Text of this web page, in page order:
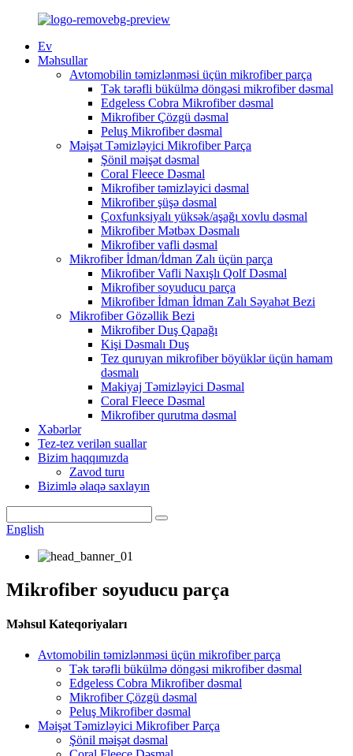
Ev
Məhsullar
Avtomobilin təmizlənməsi üçün mikrofiber parça
Tək tərəfli bükülmə döngəsi mikrofiber dəsmal
Edgeless Cobra Mikrofiber dəsmal
Mikrofiber Çözgü dəsmal
Peluş Mikrofiber dəsmal
Məişət Təmizləyici Mikrofiber Parça
Şönil məişət dəsmal
Coral Fleece Dəsmal
Mikrofiber təmizləyici dəsmal
Mikrofiber şüşə dəsmal
Çoxfunksiyalı yüksək/aşağı xovlu dəsmal
Mikrofiber Mətbəx Dəsmalı
Mikrofiber vafli dəsmal
Mikrofiber İdman/İdman Zalı üçün parça
Mikrofiber Vafli Naxışlı Qolf Dəsmal
Mikrofiber soyuducu parça
Mikrofiber İdman İdman Zalı Səyahət Bezi
Mikrofiber Gözəllik Bezi
Mikrofiber Duş Qapağı
Kişi Dəsmalı Duş
Tez quruyan mikrofiber böyüklər üçün hamam
dəsmalı
Makiyaj Təmizləyici Dəsmal
Coral Fleece Dəsmal
Mikrofiber qurutma dəsmal
Xəbərlər
Tez-tez verilən suallar
Bizim haqqımızda
Zavod turu
Bizimlə əlaqə saxlayın
English
Mikrofiber soyuducu parça
Məhsul Kateqoriyaları
Avtomobilin təmizlənməsi üçün mikrofiber parça
Tək tərəfli bükülmə döngəsi mikrofiber dəsmal
Edgeless Cobra Mikrofiber dəsmal
Mikrofiber Çözgü dəsmal
Peluş Mikrofiber dəsmal
Məişət Təmizləyici Mikrofiber Parça
Şönil məişət dəsmal